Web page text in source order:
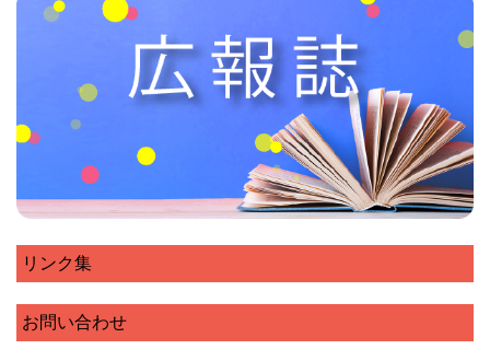
リンク集
お問い合わせ